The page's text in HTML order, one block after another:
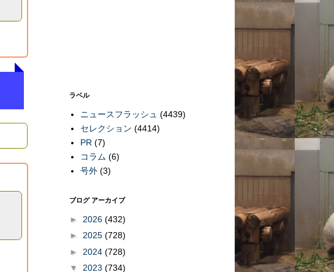
ラベル
ニュースフラッシュ (4439)
セレクション (4414)
PR (7)
コラム (6)
号外 (3)
ブログ アーカイブ
► 2026 (432)
► 2025 (728)
► 2024 (728)
▼ 2023 (734)